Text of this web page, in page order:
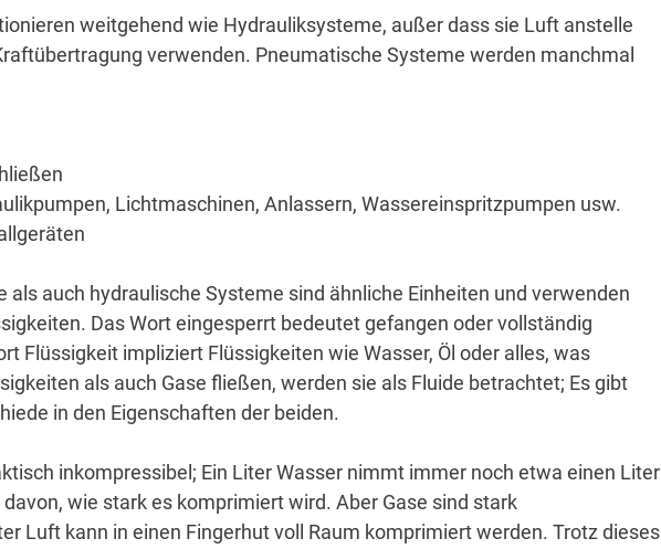
weitgehend wie Hydrauliksysteme, außer dass sie Luft anstelle
verwenden. Pneumatische Systeme werden manchmal
Lichtmaschinen, Anlassern, Wassereinspritzpumpen usw.
als auch hydraulische Systeme sind ähnliche Einheiten und verwenden
Das Wort eingesperrt bedeutet gefangen oder vollständig
Flüssigkeit impliziert Flüssigkeiten wie Wasser, Öl oder alles, was
als auch Gase fließen, werden sie als Fluide betrachtet; Es gibt
in den Eigenschaften der beiden.
inkompressibel; Ein Liter Wasser nimmt immer noch etwa einen Liter
wie stark es komprimiert wird. Aber Gase sind stark
Luft kann in einen Fingerhut voll Raum komprimiert werden. Trotz dieses